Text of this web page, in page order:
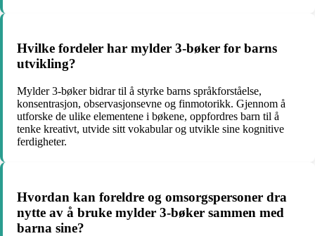
Hvilke fordeler har mylder 3-bøker for barns
utvikling?
Mylder 3-bøker bidrar til å styrke barns språkforståelse,
konsentrasjon, observasjonsevne og finmotorikk. Gjennom å
utforske de ulike elementene i bøkene, oppfordres barn til å
tenke kreativt, utvide sitt vokabular og utvikle sine kognitive
ferdigheter.
Hvordan kan foreldre og omsorgspersoner dra
nytte av å bruke mylder 3-bøker sammen med
barna sine?